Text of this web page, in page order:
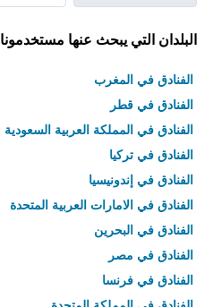
البلدان التي يبحث عنها مستخدمونا
الفنادق في المغرب
الفنادق في قطر
الفنادق في المملكة العربية السعودية
الفنادق في تركيا
الفنادق في إندونيسيا
الفنادق في الامارات العربية المتحدة
الفنادق في البحرين
الفنادق في مصر
الفنادق في فرنسا